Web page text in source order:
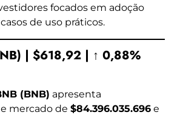
focados em adoção
de uso práticos.
| $618,92 | ↑ 0,88%
(BNB) apresenta
mercado de $84.396.035.696 e